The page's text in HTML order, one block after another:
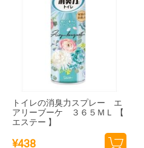
トイレの消臭力スプレー エ
アリーブーケ ３６５ＭＬ 【
エステー 】
¥438